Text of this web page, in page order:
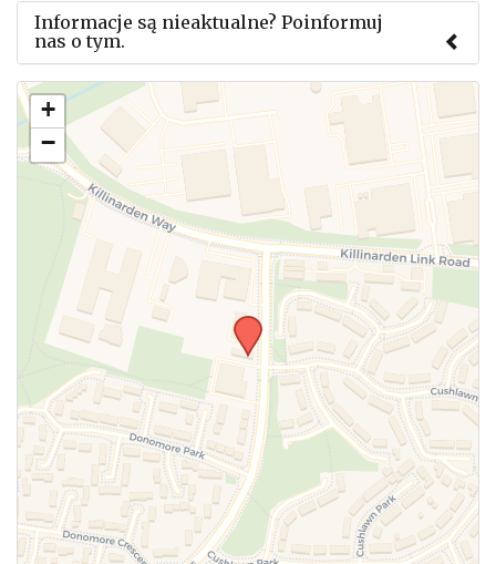
Informacje są nieaktualne? Poinformuj
nas o tym.
Użyj tego formularza aby przesłać informację o
zmianach w powyższym mityngu.
WYŚLIJ
+
−